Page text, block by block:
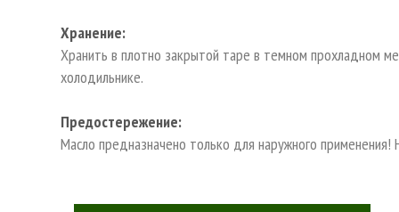
Хранение:
Хранить в плотно закрытой таре в темном прохладном
холодильнике.
Предостережение:
Масло предназначено только для наружного применения!